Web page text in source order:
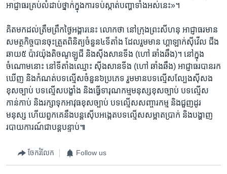
អាជ្ញាធរ​គ្រប់​លំដាប់​ថ្នាក់​ក្នុង​ការ​ទប់​ស្កាត់​បញ្ហា​ទាំង​អស់​នេះ»។
គិត​មក​ដល់​ត្រឹម​ព្រឹក​ថ្ងៃ​អង្គារ​នេះ​ លោក​ថា​ នៅ​ក្រុង​ព្រះ​សីហនុ​ អាជ្ញាធរ​មាន​
សមត្ថកិច្ច​បាន​ចុះ​ត្រួត​ពិនិត្យចំនួន​៤​ទីតាំង​ ដែល​រួមមាន ​ហ្គាឡាក់ស៊ីវើល ​ជីង​
ឆាយ​៥​ ប៉ាវយ៉ុង​តិចណូឡូជី ​និង​ស៊ីងសានទីង​ (ហៅ ឆាំងឆឹង)។ ​នៅ​ក្នុង​
ចំណោម​នោះ​ នៅ​ទីតាំង​ឈ្មោះ​ ស៊ីងសានទីង ​(ហៅ ឆាំងឆឹង) ​អាជ្ញាធរបាន​រក​
ឃើញ ​និង​កំណត់​បទ​ល្មើស​ចំនួន​៦ប្រភេទ​ រួមមាន​បទ​ល្មើស​ល្បែង​ស៊ីសង​
ខុស​ច្បាប់ ​បទ​ល្មើស​បង្ខាំង​ និង​ធ្វើ​ទារុណ​កម្ម​មនុស្ស​ខុស​ច្បាប់​ បទ​ល្មើស​
កាន់​កាប់​ និង​រក្សា​ទុក​អាវុធ​ខុស​ច្បាប់​ បទ​ល្មើស​សញ្ចារ​កម្ម ​និង​ជួញ​ដូរ​
មនុស្ស ​ហើយ​ពួកគេនឹង​បន្តស៊ើប​អង្កេត​បទ​ល្មើស​សម្អាត​ប្រាក់ ​និង​បង្ហាញ​
របាយ​ការណ៍​ជា​បន្ត​បន្ទាប់៕
ចែករំលែក Follow us